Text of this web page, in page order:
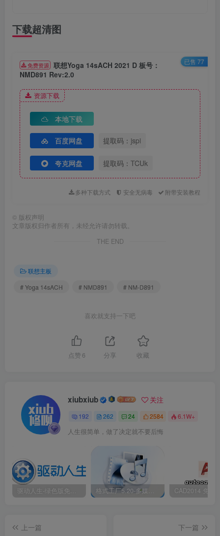
下载超清图
已售 77
免费资源 联想Yoga 14sACH 2021 D 板号：
NMD891 Rev:2.0
资源下载
本地下载
百度网盘 提取码：jspi
夸克网盘 提取码：TCUk
多种下载方式 安全无病毒 附带安装教程
© 版权声明
文章版权归作者所有，未经允许请勿转载。
THE END
联想主板
# Yoga 14sACH
# NMD891 # NM-D891
喜欢就支持一下吧
点赞 6 分享 收藏
xiubxiub 关注
192 262 24 2584 6.1W+
人生很简单，做了决定就不要后悔
驱动人生-绿色版免安装|一键运行exe 格式工厂5.20-多媒体格式转换工具|免安装绿色版
上一篇
下一篇